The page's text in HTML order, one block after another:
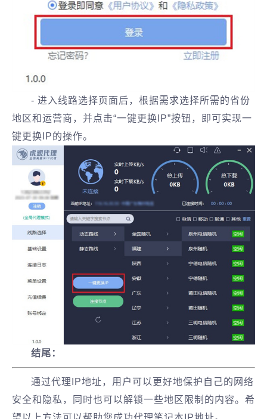
- 进入线路选择页面后，根据需求选择所需的省份
地区和运营商，并点击“一键更换IP”按钮，即可实现一
键更换IP的操作。
结尾：
通过代理IP地址，用户可以更好地保护自己的网络
安全和隐私，同时也可以解锁一些地区限制的内容。希